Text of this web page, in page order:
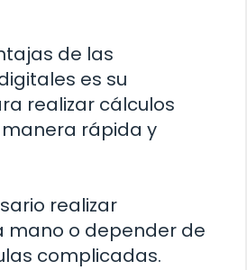
de las
es su
realizar cálculos
rápida y
realizar
mano o depender de
complicadas.